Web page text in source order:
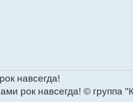
навсегда!
рок навсегда! © группа